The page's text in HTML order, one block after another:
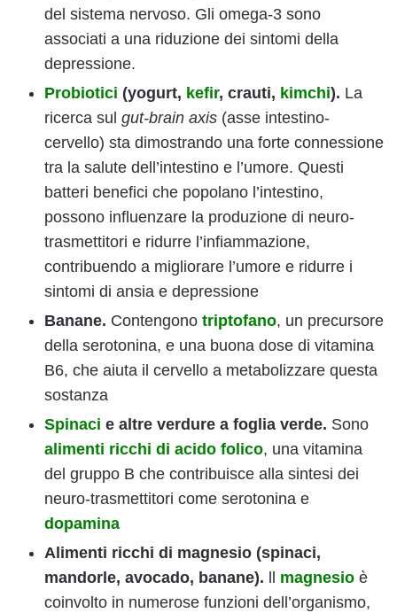
del sistema nervoso. Gli omega-3 sono
associati a una riduzione dei sintomi della
depressione.
Probiotici (yogurt, kefir, crauti, kimchi). La
ricerca sul gut-brain axis (asse intestino-
cervello) sta dimostrando una forte connessione
tra la salute dell’intestino e l’umore. Questi
batteri benefici che popolano l’intestino,
possono influenzare la produzione di neuro-
trasmettitori e ridurre l’infiammazione,
contribuendo a migliorare l’umore e ridurre i
sintomi di ansia e depressione
Banane. Contengono triptofano, un precursore
della serotonina, e una buona dose di vitamina
B6, che aiuta il cervello a metabolizzare questa
sostanza
Spinaci e altre verdure a foglia verde. Sono
alimenti ricchi di acido folico, una vitamina
del gruppo B che contribuisce alla sintesi dei
neuro-trasmettitori come serotonina e
dopamina
Alimenti ricchi di magnesio (spinaci,
mandorle, avocado, banane).
magnesio è
coinvolto in numerose funzioni dell’organismo,